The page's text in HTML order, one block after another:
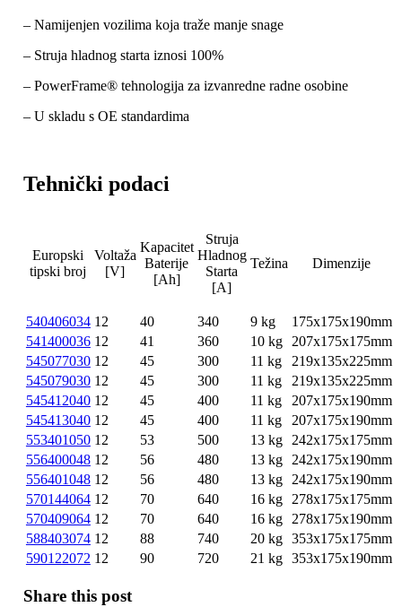
– Namijenjen vozilima koja traže manje snage
– Struja hladnog starta iznosi 100%
– PowerFrame® tehnologija za izvanredne radne osobine
– U skladu s OE standardima
Tehnički podaci
Europski
tipski broj
Voltaža
[V]
Kapacitet
Baterije
[Ah]
Struja
Hladnog
Starta
[A]
Težina Dimenzije
540406034 12 40 340 9 kg
175x175x190mm
541400036 12 41 360 10 kg
207x175x175mm
545077030 12 45 300 11 kg
219x135x225mm
545079030 12 45 300 11 kg
219x135x225mm
545412040 12 45 400 11 kg
207x175x190mm
545413040 12 45 400 11 kg
207x175x190mm
553401050 12 53 500 13 kg
242x175x175mm
556400048 12 56 480 13 kg
242x175x190mm
556401048 12 56 480 13 kg
242x175x190mm
570144064 12 70 640 16 kg
278x175x175mm
570409064 12 70 640 16 kg
278x175x190mm
588403074 12 88 740 20 kg 353x175x175mm
590122072 12 90 720 21 kg 353x175x190mm
Share this post